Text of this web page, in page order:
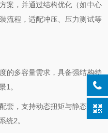
案，并通过结构优化（如中心
流程，适配冲压、压力测试等
的多容量需求，具备强结构特
1。
套，支持动态扭矩与静态力测
统2。